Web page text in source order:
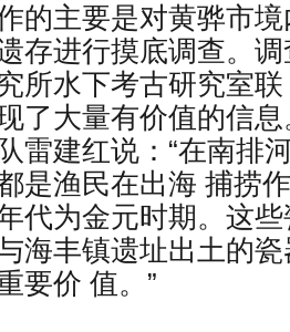
的主要是对黄骅市
存进行摸底调查。
所水下考古研究室
了大量有价值的信
雷建红说：“在南排
是渔民在出海 捕捞
代为金元时期。这
海丰镇遗址出土的
要价 值。”